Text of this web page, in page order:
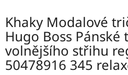
Khaky Modalové
Hugo Boss Pánské
volnějšího střihu
50478916 345